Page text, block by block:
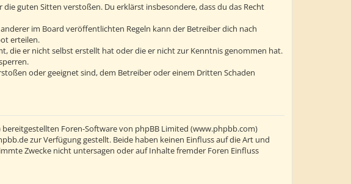
guten Sitten verstoßen. Du erklärst insbesondere, dass du das Recht
im Board veröffentlichten Regeln kann der Betreiber dich nach
erteilen.
die er nicht selbst erstellt hat oder die er nicht zur Kenntnis genommen hat.
oder geeignet sind, dem Betreiber oder einem Dritten Schaden
bereitgestellten Foren-Software von phpBB Limited (www.phpbb.com)
zur Verfügung gestellt. Beide haben keinen Einfluss auf die Art und
Zwecke nicht untersagen oder auf Inhalte fremder Foren Einfluss